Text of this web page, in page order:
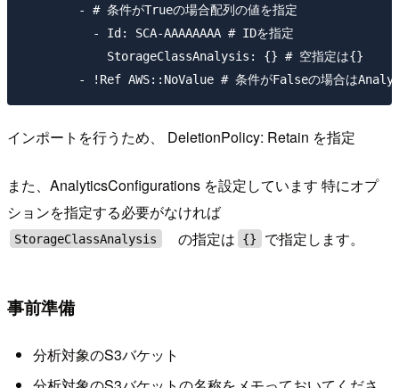
        - # 条件がTrueの場合配列の値を指定
          - Id: SCA-AAAAAAAA # IDを指定
            StorageClassAnalysis: {} # 空指定は{}
インポートを行うため、 DeletionPolicy: Retain を指定
また、AnalyticsConfigurations を設定しています 特にオプ
ションを指定する必要がなければ
StorageClassAnalysis の指定は {} で指定します。
事前準備
分析対象のS3バケット